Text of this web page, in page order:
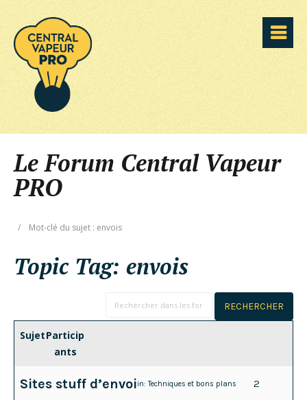
Le Forum Central Vapeur
PRO
/ Mot-clé du sujet : envois
Topic Tag: envois
SujetParticip
ants
Sites stuff d’envoiin:Techniques et bons plans 2